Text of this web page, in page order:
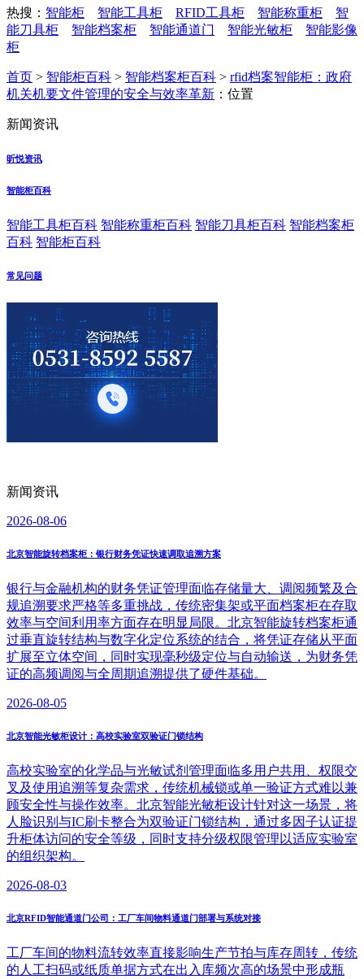
热搜： 智能柜 智能工具柜 RFID工具柜 智能称重柜
智
能刀具柜
智能档案柜 智能通道门 智能光敏柜
智能影像
柜
首页 > 智能柜百科 > 智能档案柜百科 > rfid档案智能柜：政府
机关机要文件管理的安全与效率革新 ：位置
新闻资讯
昕悦资讯
智能柜百科
智能工具柜百科 智能称重柜百科 智能刀具柜百科 智能档案柜
百科 智能柜百科
常见问题
新闻资讯
2026-08-06
北京智能旋转档案柜：银行财务凭证快速调取追溯方案
银行与金融机构的财务凭证管理面临存储量大、调阅频繁及合
规追溯要求严格等多重挑战，传统密集架或平面档案柜在存取
效率与空间利用率方面存在明显局限。北京智能旋转档案柜通
过垂直旋转结构与数字化定位系统的结合，将凭证存储从平面
扩展至立体空间，同时实现毫秒级定位与自动输送，为财务凭
证的高频调阅与全周期追溯提供了硬件基础。
2026-08-05
北京智能光敏柜设计：高校实验室双验证门锁结构
高校实验室的化学品与光敏试剂管理面临多用户共用、权限交
叉及使用追溯等复杂需求，传统机械锁或单一验证方式难以兼
顾安全性与操作效率。北京智能光敏柜设计针对这一场景，将
人脸识别与IC刷卡整合为双验证门锁结构，通过多因子认证提
升柜体访问的安全等级，同时支持分级权限管理以适应实验室
的组织架构。
2026-08-03
北京RFID智能通道门公司：工厂车间物料通道门部署与系统对接
工厂车间的物料流转效率直接影响生产节拍与库存周转，传统
的人工扫码或纸质单据方式在出入库频次高的场景中形成瓶